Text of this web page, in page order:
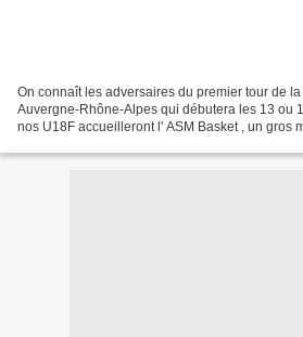
On connaît les adversaires du premier tour de
Auvergne-Rhône-Alpes qui débutera les 13 ou
nos U18F accueilleront l' ASM Basket , un gros